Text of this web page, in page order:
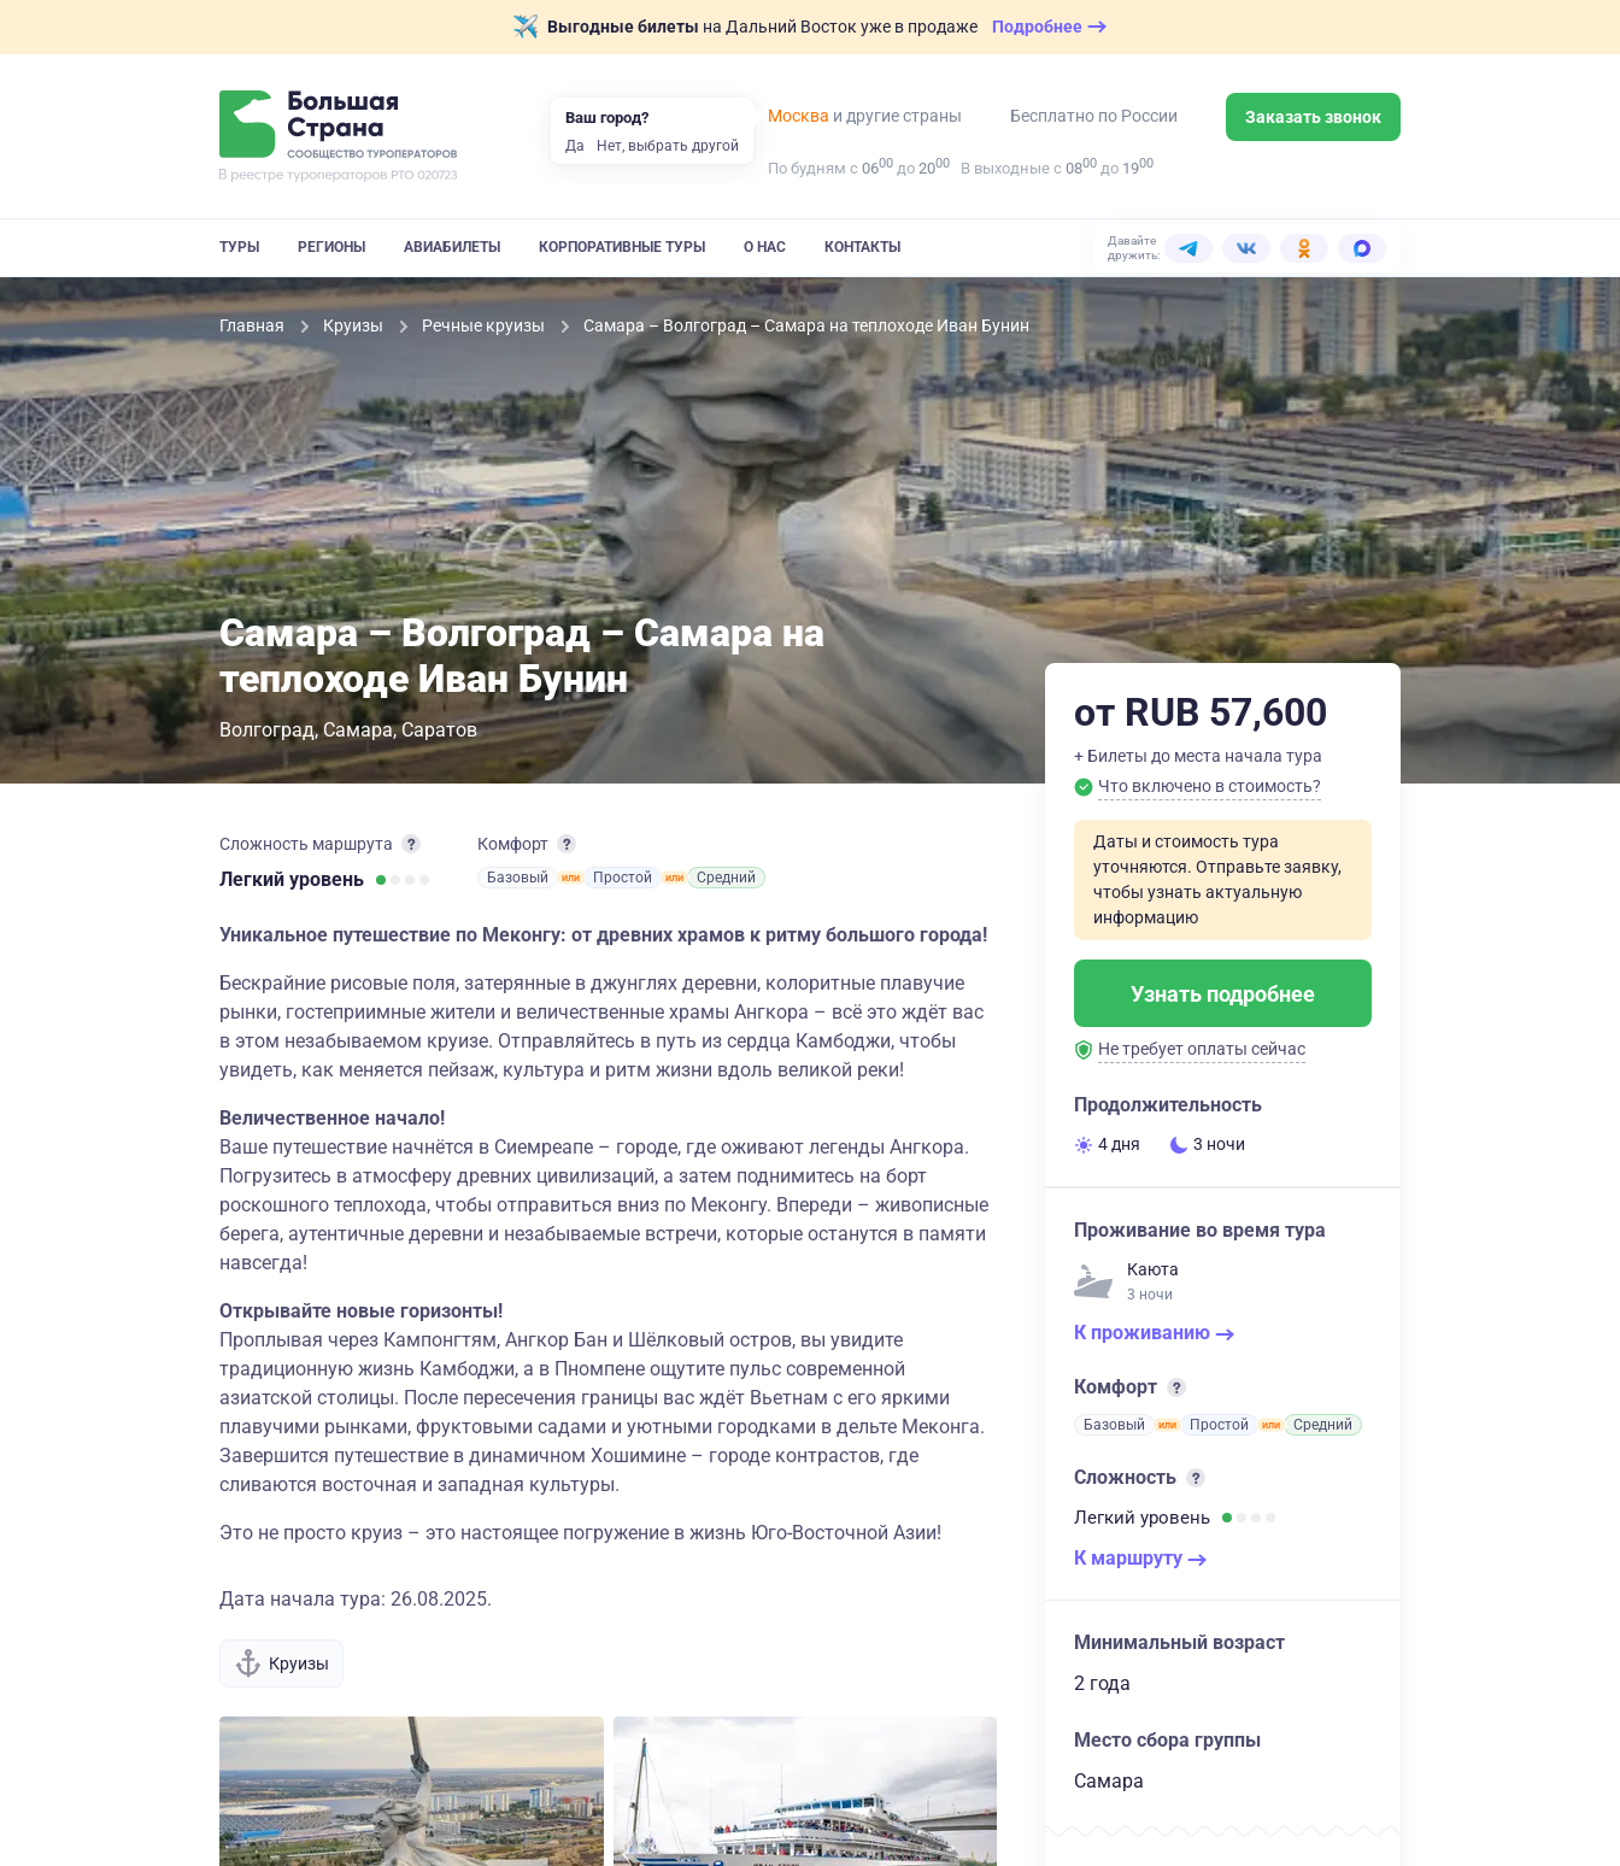
Выгодные билеты на Дальний Восток уже в продаже Подробнее
Москва и другие страны Бесплатно по России Заказать звонок
По будням с 0600 до 2000 В выходные с 0800 до 1900
ТУРЫ РЕГИОНЫ АВИАБИЛЕТЫ КОРПОРАТИВНЫЕ ТУРЫ О НАС КОНТАКТЫ
Давайте
дружить:
Главная Круизы Речные круизы Самара – Волгоград – Самара на теплоходе Иван Бунин
Самара – Волгоград – Самара на
теплоходе Иван Бунин
Волгоград Самара Саратов
Сложность маршрута
Легкий уровень
Комфорт
Базовый Простой Средний
Уникальное путешествие по Меконгу: от древних храмов к ритму большого города!
Бескрайние рисовые поля, затерянные в джунглях деревни, колоритные плавучие
рынки, гостеприимные жители и величественные храмы Ангкора – всё это ждёт вас
в этом незабываемом круизе. Отправляйтесь в путь из сердца Камбоджи, чтобы
увидеть, как меняется пейзаж, культура и ритм жизни вдоль великой реки!
Величественное начало!
Ваше путешествие начнётся в Сиемреапе – городе, где оживают легенды Ангкора.
Погрузитесь в атмосферу древних цивилизаций, а затем поднимитесь на борт
роскошного теплохода, чтобы отправиться вниз по Меконгу. Впереди – живописные
берега, аутентичные деревни и незабываемые встречи, которые останутся в памяти
навсегда!
Открывайте новые горизонты!
Проплывая через Кампонгтям, Ангкор Бан и Шёлковый остров, вы увидите
традиционную жизнь Камбоджи, а в Пномпене ощутите пульс современной
азиатской столицы. После пересечения границы вас ждёт Вьетнам с его яркими
плавучими рынками, фруктовыми садами и уютными городками в дельте Меконга.
Завершится путешествие в динамичном Хошимине – городе контрастов, где
сливаются восточная и западная культуры.
Это не просто круиз – это настоящее погружение в жизнь Юго-Восточной Азии!
Дата начала тура: 26.08.2025.
Круизы
от RUB 57,600
+ Билеты до места начала тура
Что включено в стоимость?
Даты и стоимость тура
уточняются. Отправьте заявку,
чтобы узнать актуальную
информацию
Узнать подробнее
Не требует оплаты сейчас
Продолжительность
4 дня 3 ночи
Проживание во время тура
Каюта
3 ночи
К проживанию
Комфорт
Базовый Простой Средний
Сложность
Легкий уровень
К маршруту
Минимальный возраст
2 года
Место сбора группы
Самара
Ваш город?
Да Нет, выбрать другой